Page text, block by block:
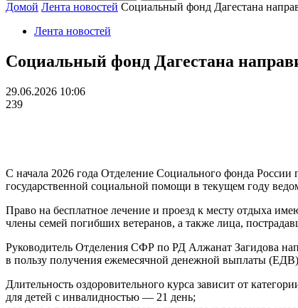
Домой Лента новостей Социальный фонд Дагестана
Лента новостей
Социальный фонд Дагестана
29.06.2026 10:06
239
С начала 2026 года Отделение Социального фонда
государственной социальной помощи в текущем году
Право на бесплатное лечение и проезд к месту отдыха
члены семей погибших ветеранов, а также лица,
Руководитель Отделения СФР по РД Алжанат Загидова
в пользу получения ежемесячной денежной выплаты
Длительность оздоровительного курса зависит от
для детей с инвалидностью — 21 день;